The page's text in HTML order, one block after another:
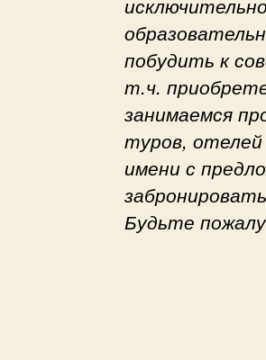
побудить к
т.ч.
занимаемся
туров,
имени с
Будьте